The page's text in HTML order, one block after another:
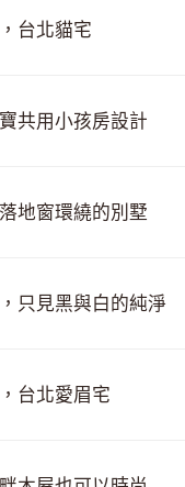
台北貓宅
共用小孩房設計
地窗環繞的別墅
只見黑與白的純淨
台北愛眉宅